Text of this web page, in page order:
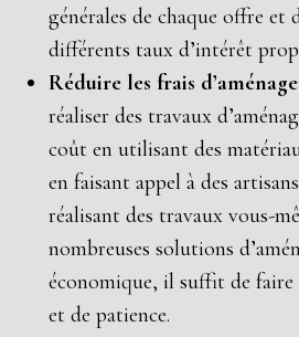
générales de chaque offre et
différents taux d’intérêt
Réduire les frais
réaliser des travaux
coût en utilisant des
en faisant appel à des
réalisant des travaux vous-
nombreuses solutions
économique, il suffit de
et de patience.